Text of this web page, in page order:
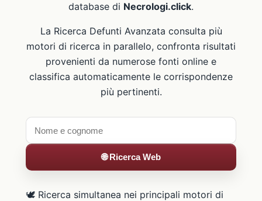
database di Necrologi.click.
La Ricerca Defunti Avanzata consulta più
motori di ricerca in parallelo, confronta risultati
provenienti da numerose fonti online e
classifica automaticamente le corrispondenze
più pertinenti.
🌐 Ricerca Web
🕊️ Ricerca simultanea nei principali motori di